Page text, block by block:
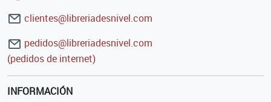
clientes@libreriadesnivel.com
pedidos@libreriadesnivel.com
(pedidos de internet)
INFORMACIÓN